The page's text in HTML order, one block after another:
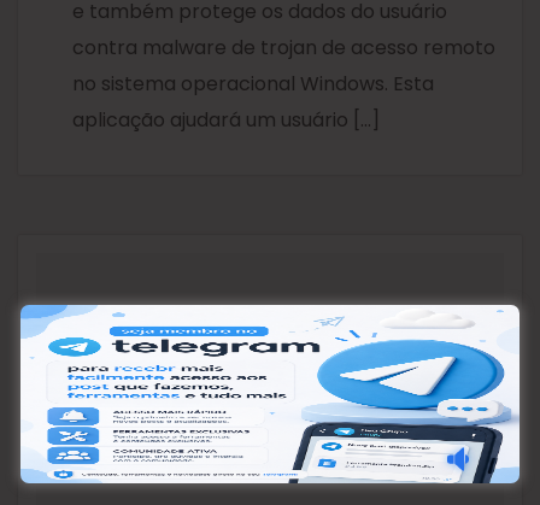
e também protege os dados do usuário
contra malware de trojan de acesso remoto
no sistema operacional Windows. Esta
aplicação ajudará um usuário […]